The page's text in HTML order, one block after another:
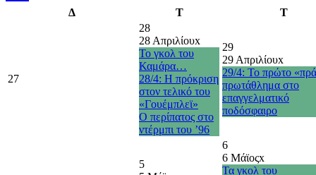
Δ Τ Τ
27
28
28 Απριλίουx
Το γκολ του
Καμάρα…
28/4: Η πρόκριση
στον τελικό του
«Γουέμπλεϊ»
O περίπατος στο
ντέρμπι του ’96
29
29 Απριλίουx
29/4: Το πρώτο
πρωτάθλημα στο
επαγγελματικό
ποδόσφαιρο
5
6
6 Μάϊοςx
Τα γκολ του